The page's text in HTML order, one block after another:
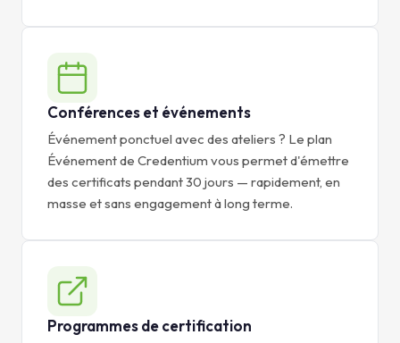
Conférences et événements
Événement ponctuel avec des ateliers ? Le plan
Événement de Credentium vous permet d'émettre
des certificats pendant 30 jours — rapidement, en
masse et sans engagement à long terme.
Programmes de certification